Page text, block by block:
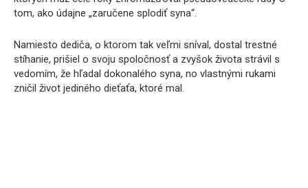
tom, ako údajne „zaručene splodiť syna“.
Namiesto dediča, o ktorom tak veľmi sníval, dostal trestné
stíhanie, prišiel o svoju spoločnosť a zvyšok života strávil s
vedomím, že hľadal dokonalého syna, no vlastnými rukami
zničil život jediného dieťaťa, ktoré mal.